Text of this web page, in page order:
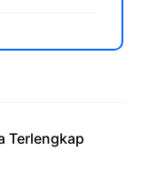
Terlengkap